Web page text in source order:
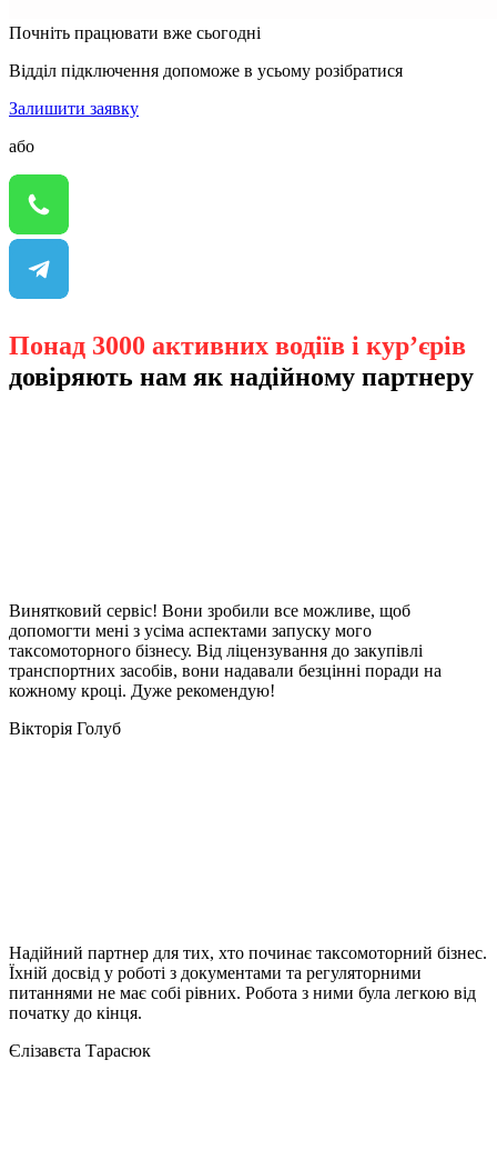
Почніть працювати вже сьогодні
Відділ підключення допоможе в усьому розібратися
Залишити заявку
або
Понад 3000 активних водіїв і кур’єрів
довіряють нам як надійному партнеру
Винятковий сервіс! Вони зробили все можливе, щоб
допомогти мені з усіма аспектами запуску мого
таксомоторного бізнесу. Від ліцензування до закупівлі
транспортних засобів, вони надавали безцінні поради на
кожному кроці. Дуже рекомендую!
Вікторія Голуб
Надійний партнер для тих, хто починає таксомоторний бізнес.
Їхній досвід у роботі з документами та регуляторними
питаннями не має собі рівних. Робота з ними була легкою від
початку до кінця.
Єлізавєта Тарасюк